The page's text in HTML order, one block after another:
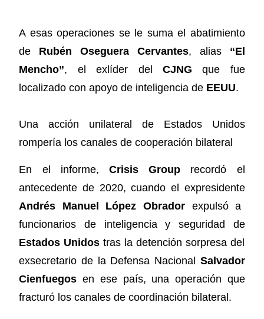
A esas operaciones se le suma el abatimiento
de Rubén Oseguera Cervantes, alias “El
Mencho”, el exlíder del CJNGque fue
localizado con apoyo de inteligencia de EEUU.
Una acción unilateral de Estados Unidos
rompería los canales de cooperación bilateral
En el informe, Crisis Group recordó el
antecedente de 2020, cuando el expresidente
Andrés Manuel López Obrador expulsó a
funcionarios de inteligencia y seguridad de
Estados Unidos tras la detención sorpresa del
exsecretario de la Defensa Nacional Salvador
Cienfuegos en ese país, una operación que
fracturó los canales de coordinación bilateral.